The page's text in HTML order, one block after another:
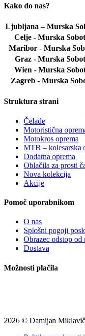
Kako do nas?
Ljubljana – Murska
Celje - Murska
Maribor - Murska
Graz - Murska
Wien - Murska
Zagreb - Murska
Struktura strani
Čelade
Motoristična
Motokros oprema
MTB – kolesarska
Dodatna oprema
Oblačila za prosti
Nova kolekcija
Akcije
Pomoč uporabnikom
O nas
Splošni pogoji
Obrazec odstop od
Dostava
Možnosti plačila
2026 © Damijan